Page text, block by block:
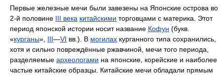
Первые железные мечи были завезены на Японские острова во
2-й половине III века китайскими торговцами с материка. Этот
период японской истории носит название Кофун (букв.
«курганы», III—VI вв.). В могилах курганного типа сохранились,
хотя и сильно повреждённые ржавчиной, мечи того периода,
разделяемые археологами на японские, корейские и наиболее
частые китайские образцы. Китайские мечи обладали прямым